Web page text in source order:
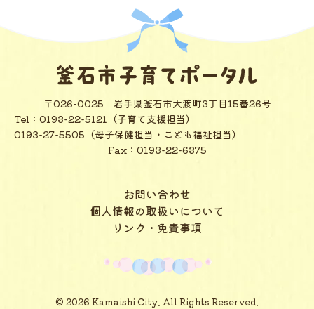
〒026-0025
岩手県釜石市大渡町3丁目15番26号
Tel： 0193-22-5121（子育て支援担当）
0193-27-5505（母子保健担当・こども福祉担当）
Fax：0193-22-6375
お問い合わせ
個人情報の取扱いについて
リンク・免責事項
© 2026 Kamaishi City. All Rights Reserved.